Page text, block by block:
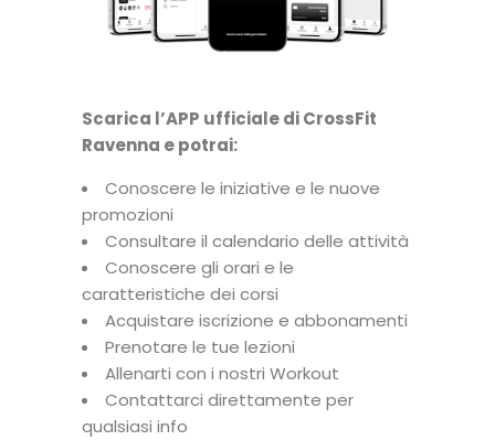
Scarica l’APP ufficiale di CrossFit
Ravenna e potrai:
Conoscere le iniziative e le nuove
promozioni
Consultare il calendario delle attività
Conoscere gli orari e le
caratteristiche dei corsi
Acquistare iscrizione e abbonamenti
Prenotare le tue lezioni
Allenarti con i nostri Workout
Contattarci direttamente per
qualsiasi info